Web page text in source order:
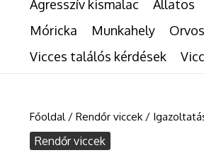
Agresszív kismalac Állatos
Móricka
Munkahely Orvos
Vicces találós kérdések
Főoldal/ Rendőr viccek/
Rendőr viccek